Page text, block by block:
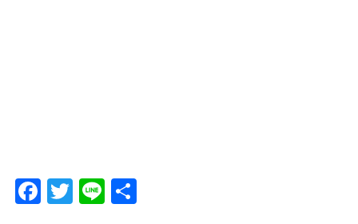
F
T
Li